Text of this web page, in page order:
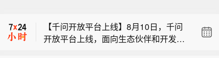
关服务，或点击页面右上角的“圆点角
标”进入相应智能体，就能体验从咨询、
降大暴雨，大部分地区6小时累计雨量
可达150毫米以上，24小时累计雨量可
【千问开放平台上线】8月10日，千问
开放平台上线，面向生态伙伴和开发者